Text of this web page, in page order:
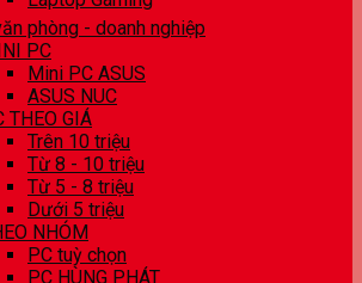
phòng - doanh nghiệp
PC
Mini PC ASUS
ASUS NUC
THEO GIÁ
Trên 10 triệu
Từ 8 - 10 triệu
Từ 5 - 8 triệu
Dưới 5 triệu
NHÓM
PC tuỳ chọn
PC HÙNG PHÁT